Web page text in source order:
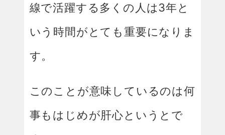
線で活躍する多くの人は3年と
いう時間がとても重要になりま
す。
このことが意味しているのは何
事もはじめが肝心というとで